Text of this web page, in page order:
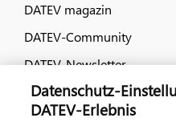
DATEV magazin
DATEV-Community
DATEV-Newsletter
Datenschutz-
DATEV-Erlebnis